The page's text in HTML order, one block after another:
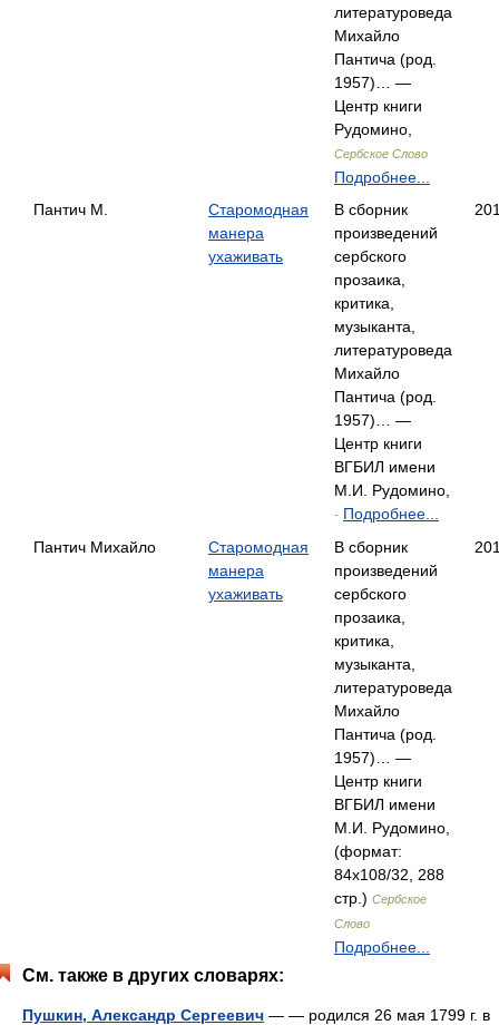
литературоведа
Михайло
Пантича (род.
1957)… —
Центр книги
Рудомино,
Сербское Слово
Подробнее...
Пантич М.
Старомодная
манера
ухаживать
В сборник
произведений
сербского
прозаика,
критика,
музыканта,
литературоведа
Михайло
Пантича (род.
1957)… —
Центр книги
ВГБИЛ имени
М.И. Рудомино,
- Подробнее...
Пантич Михайло
Старомодная
манера
ухаживать
В сборник
произведений
сербского
прозаика,
критика,
музыканта,
литературоведа
Михайло
Пантича (род.
1957)… —
Центр книги
ВГБИЛ имени
М.И. Рудомино,
(формат:
84x108/32, 288
стр.) Сербское
Слово
Подробнее...
См. также в других словарях:
Пушкин, Александр Сергеевич — — родился 26 мая 1799 г. в